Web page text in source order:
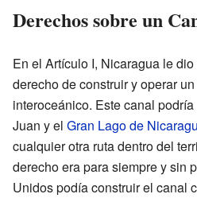
Derechos sobre un
En el Artículo I, Nicaragua le
derecho de construir y operar
interoceánico. Este canal
Juan y el Gran Lago de
cualquier otra ruta dentro del
derecho era para siempre y sin
Unidos podía construir el canal